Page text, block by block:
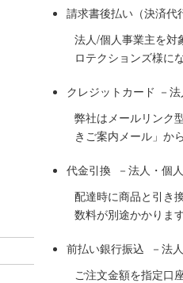
請求書後払い（決済代
法人/個人事業主を対
ロテクションズ様に
クレジットカード －
弊社はメールリンク
きご案内メール」か
代金引換 －法人・個
配達時に商品と引き
数料が別途かかりま
前払い銀行振込 －法
ご注文金額を指定口